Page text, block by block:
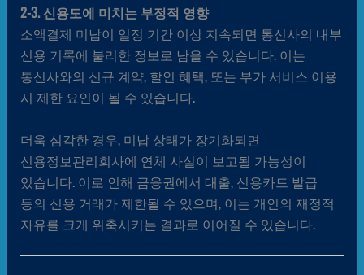
2-3. 신용도에 미치는 부정적 영향
소액결제 미납이 일정 기간 이상 지속되면 통신사의 내부
신용 기록에 불리한 정보로 남을 수 있습니다. 이는
통신사와의 신규 계약, 할인 혜택, 또는 부가 서비스 이용
시 제한 요인이 될 수 있습니다.
더욱 심각한 경우, 미납 상태가 장기화되면
신용정보관리회사에 연체 사실이 보고될 가능성이
있습니다. 이로 인해 금융권에서 대출, 신용카드 발급
등의 신용 거래가 제한될 수 있으며, 이는 개인의 재정적
자유를 크게 위축시키는 결과로 이어질 수 있습니다.